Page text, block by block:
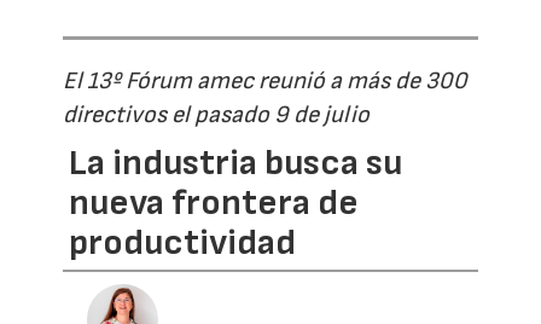
El 13º Fórum amec reunió a más de 300
directivos el pasado 9 de julio
La industria busca su
nueva frontera de
productividad